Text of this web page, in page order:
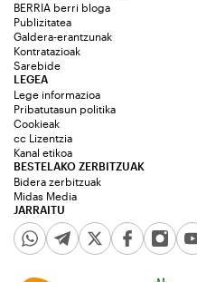
BERRIA berri bloga
Publizitatea
Galdera-erantzunak
Kontratazioak
Sarebide
JARRAITU
LEGEA
Lege informazioa
Pribatutasun politika
Cookieak
cc Lizentzia
Kanal etikoa
BESTELAKO ZERBITZUAK
Bidera zerbitzuak
Midas Media